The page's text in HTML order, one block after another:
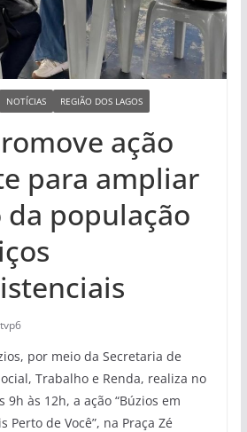
NOTÍCIAS REGIÃO DOS LAGOS
ação
para ampliar
da população
tvp6
por meio da Secretaria de
Trabalho e Renda, realiza no
às 12h, a ação “Búzios em
Perto de Você”, na Praça Zé